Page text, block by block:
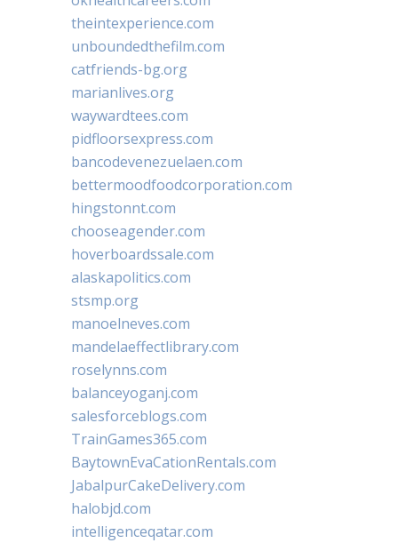
theintexperience.com
unboundedthefilm.com
catfriends-bg.org
marianlives.org
waywardtees.com
pidfloorsexpress.com
bancodevenezuelaen.com
bettermoodfoodcorporation.com
hingstonnt.com
chooseagender.com
hoverboardssale.com
alaskapolitics.com
stsmp.org
manoelneves.com
mandelaeffectlibrary.com
roselynns.com
balanceyoganj.com
salesforceblogs.com
TrainGames365.com
BaytownEvaCationRentals.com
JabalpurCakeDelivery.com
halobjd.com
intelligenceqatar.com